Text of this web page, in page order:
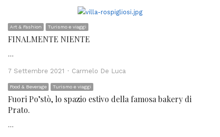
Art & Fashion Turismo e viaggi
FINALMENTE NIENTE
…
7 Settembre 2021 Author
Carmelo De Luca
Food & Beverage Turismo e viaggi
Fuori Po’stò, lo spazio estivo della famosa bakery di
Prato.
…